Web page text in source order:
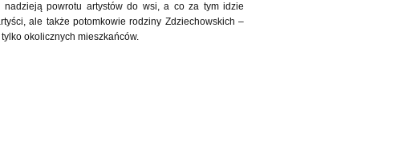
powrotu artystów do wsi, a co za tym idzie
ale także potomkowie rodziny Zdziechowskich –
okolicznych mieszkańców.